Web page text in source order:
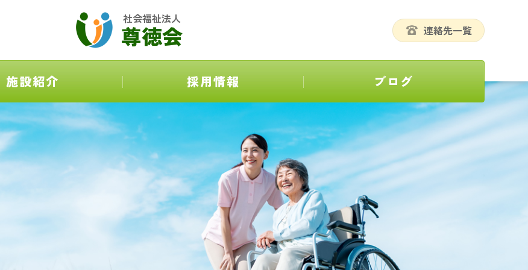
社会福祉法人
尊徳会 連絡先一覧
施設紹介 採用情報 ブログ